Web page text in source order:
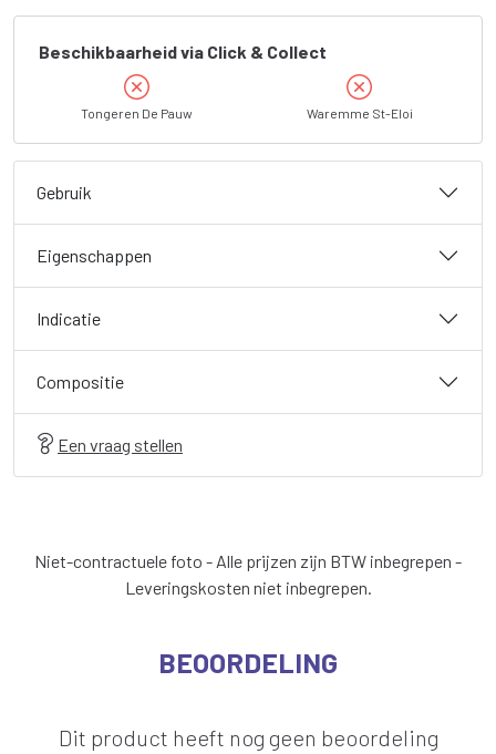
Beschikbaarheid via Click & Collect
Tongeren De Pauw Waremme St-Eloi
Gebruik
Eigenschappen
Indicatie
Compositie
Een vraag stellen
Niet-contractuele foto - Alle prijzen zijn BTW inbegrepen -
Leveringskosten niet inbegrepen.
BEOORDELING
Dit product heeft nog geen beoordeling